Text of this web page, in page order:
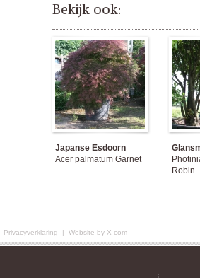
Bekijk ook:
Japanse Esdoorn
Acer palmatum Garnet
Robin
Privacyverklaring | Website by X-com